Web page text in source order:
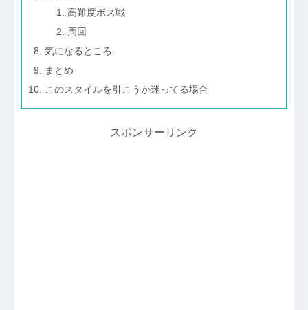
高難度ボス戦
周回
気になるところ
まとめ
このスタイルを引こうか迷ってる場合
スポンサーリンク